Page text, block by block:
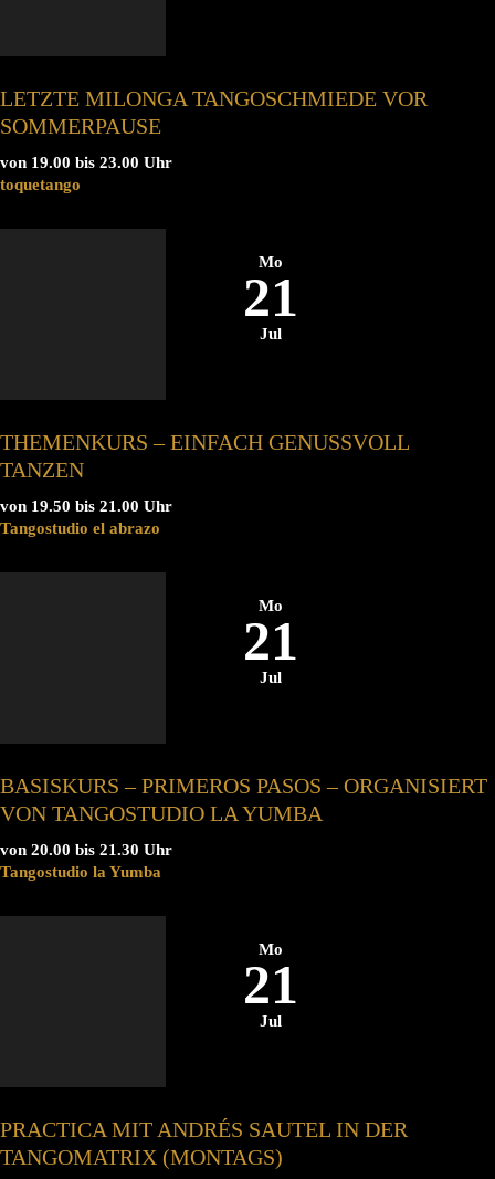
LETZTE MILONGA TANGOSCHMIEDE VOR
SOMMERPAUSE
von 19.00 bis 23.00 Uhr
toquetango
Mo
21
Jul
THEMENKURS – EINFACH GENUSSVOLL
TANZEN
von 19.50 bis 21.00 Uhr
Tangostudio el abrazo
Mo
21
Jul
BASISKURS – PRIMEROS PASOS – ORGANISIERT
VON TANGOSTUDIO LA YUMBA
von 20.00 bis 21.30 Uhr
Tangostudio la Yumba
Mo
21
Jul
PRACTICA MIT ANDRÉS SAUTEL IN DER
TANGOMATRIX (MONTAGS)